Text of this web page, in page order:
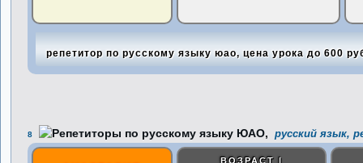
репетитор по русскому языку юао, цена урока до 600
8 русский язык,
ВОЗРАСТ |